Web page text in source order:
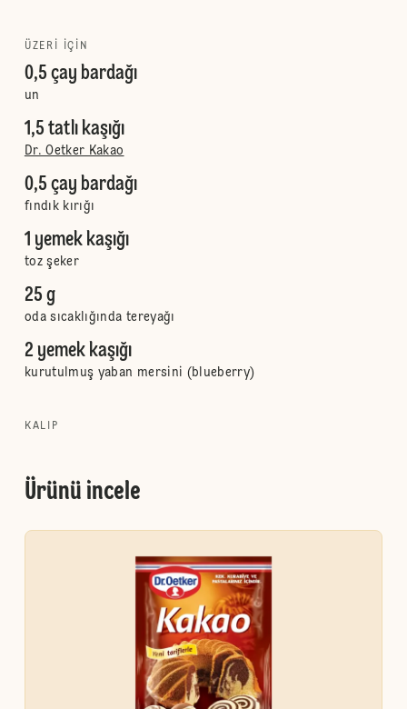
ÜZERI IÇIN
0,5 çay bardağı
un
1,5 tatlı kaşığı
Dr. Oetker Kakao
0,5 çay bardağı
fındık kırığı
1 yemek kaşığı
toz şeker
25 g
oda sıcaklığında tereyağı
2 yemek kaşığı
kurutulmuş yaban mersini (blueberry)
KALIP
Ürünü incele